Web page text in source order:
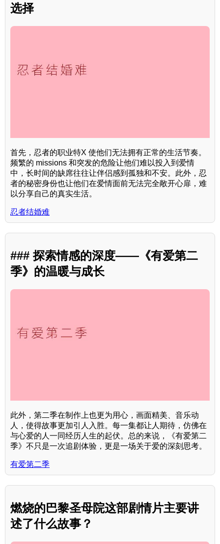
选择
首先，忍者的职业特X 使他们无法拥有正常的生活节奏。
频繁的 missions 和突发的危险让他们难以投入到爱情
中，长时间的缺席往往让伴侣感到孤独和不安。此外，忍
者的秘密身份也让他们在爱情面前无法完全敞开心扉，难
以分享自己的真实生活。
忍者结婚难
### 探索情感的深度——《有爱第二
季》的温暖与成长
此外，第二季在制作上也更为用心，画面精美、音乐动
人，使得故事更加引人入胜。每一集都让人期待，仿佛在
与心爱的人一同经历人生的起伏。总的来说，《有爱第二
季》不只是一次追剧体验，更是一场关于爱的深刻思考。
有爱第二季
燃烧的巴黎圣母院这部剧情片主要讲
述了什么故事？